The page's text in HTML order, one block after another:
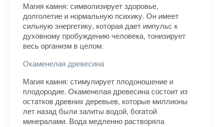
Магия камня: символизирует здоровье,
долголетие и нормальную психику. Он имеет
сильную энергетику, которая дает импульс к
духовному пробуждению человека, тонизирует
весь организм в целом.
Окаменелая древесина
Магия камня: стимулирует плодоношение и
плодородие. Окаменелая древесина состоит из
остатков древних деревьев, которые миллионы
лет назад были залиты водой, богатой
минералами. Вода медленно растворяла